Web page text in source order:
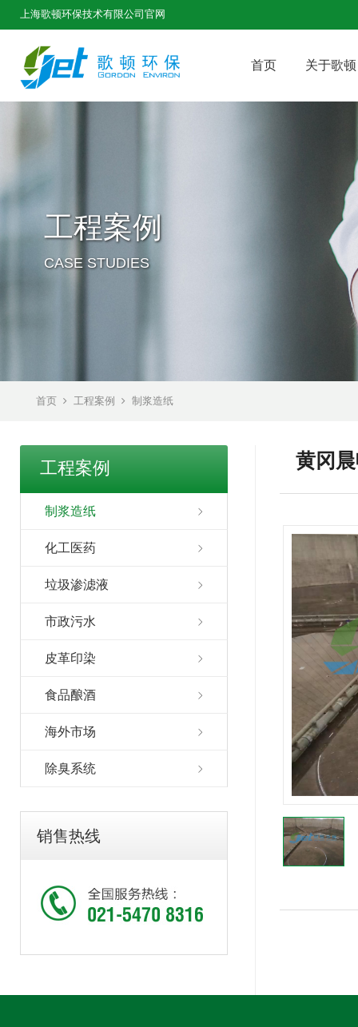
上海歌顿环保技术有限公司官网
首页 关于歌顿
工程案例
CASE STUDIES
首页 工程案例 制浆造纸
黄冈
工程案例
制浆造纸
化工医药
垃圾渗滤液
市政污水
皮革印染
食品酿酒
海外市场
除臭系统
销售热线